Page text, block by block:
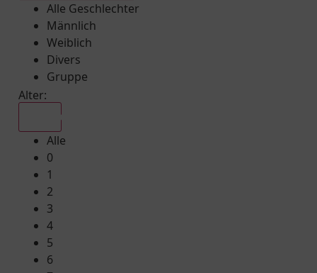
Alle Geschlechter
Männlich
Weiblich
Divers
Gruppe
Alter:
Alle
0
1
2
3
4
5
6